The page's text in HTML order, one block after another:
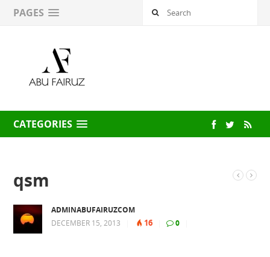
PAGES
CATEGORIES
qsm
ADMINABUFAIRUZCOM
DECEMBER 15, 2013
16 0